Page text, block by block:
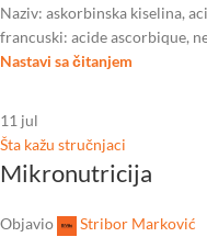
Naziv: askorbinska kiselina,
francuski: acide ascorbique,
Nastavi sa čitanjem
11 jul
Šta kažu stručnjaci
Mikronutricija
Objavio
Stribor Marković